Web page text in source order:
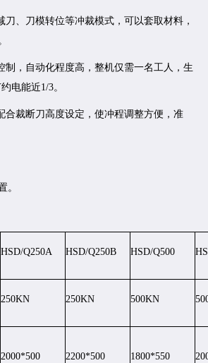
刀、刀模转位等冲裁模式，可以套取材料，
制，自动化程度高，整机仅需一名工人，生
电能近1/3。
合裁断刀高度设定，使冲程调整方便，准
。
HSD/Q250A HSD/Q250B HSD/Q500
250KN 250KN 500KN
2000*500 2200*500 1800*550